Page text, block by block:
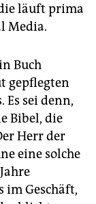
läuft prima
Media.
Buch
gepflegten
sei denn,
Bibel, die
Herr der
eine solche
im Geschäft,